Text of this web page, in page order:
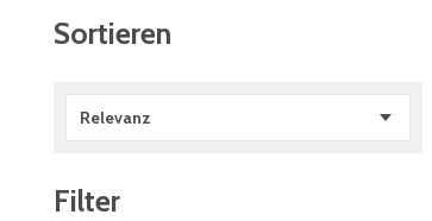
Sortieren
Relevanz
Filter